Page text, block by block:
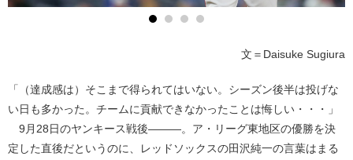
文＝Daisuke Sugiura
「（達成感は）そこまで得られてはいない。シーズン後半は投げな
い日も多かった。チームに貢献できなかったことは悔しい・・・」
9月28日のヤンキース戦後―――。ア・リーグ東地区の優勝を決
定した直後だというのに、レッドソックスの田沢純一の言葉はまる